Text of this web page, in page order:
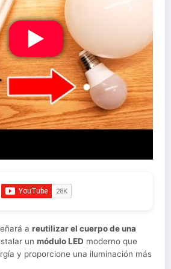
a reutilizar el cuerpo de una
un módulo LED moderno que
y proporcione una iluminación más